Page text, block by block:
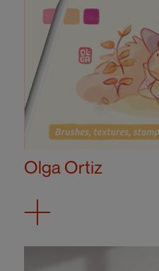
Olga Ortiz